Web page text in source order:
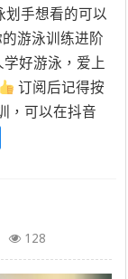
划手想看的可以
游泳训练进阶
好游泳，爱上
订阅后记得按
，可以在抖音
128